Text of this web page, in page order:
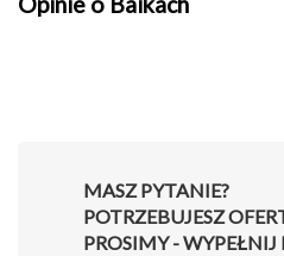
MASZ PYTANIE?
POTRZEBUJESZ
PROSIMY -